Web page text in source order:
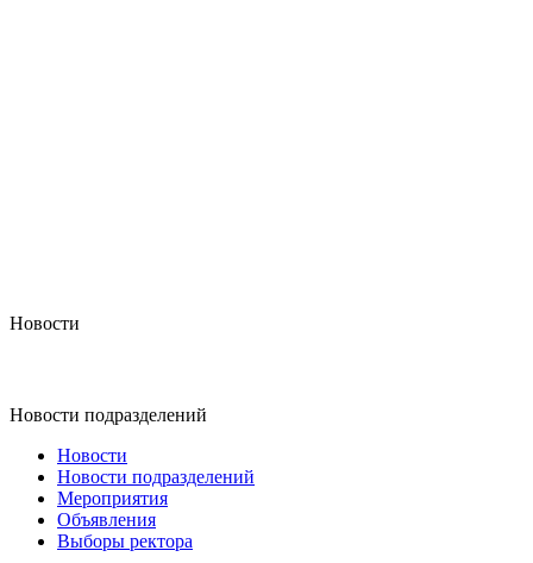
Новости
Новости подразделений
Новости
Новости подразделений
Мероприятия
Объявления
Выборы ректора